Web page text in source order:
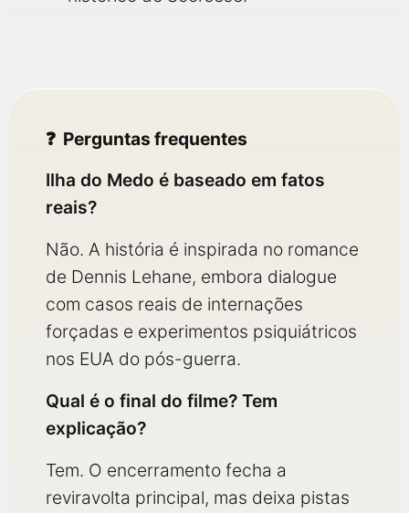
Perguntas frequentes
Ilha do Medo é baseado em fatos
reais?
Não. A história é inspirada no romance
de Dennis Lehane, embora dialogue
com casos reais de internações
forçadas e experimentos psiquiátricos
nos EUA do pós-guerra.
Qual é o final do filme? Tem
explicação?
Tem. O encerramento fecha a
reviravolta principal, mas deixa pistas